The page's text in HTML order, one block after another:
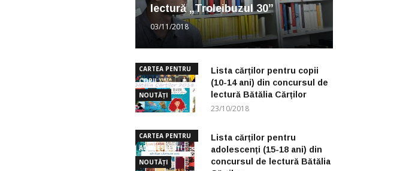
lectură „Troleibuzul 30”
03/11/2018
CARTEA PENTRU
COPII
NOUTĂȚI
Lista cărților pentru copii
(10-14 ani) din concursul de
lectură Bătălia Cărților
23/10/2018
CARTEA PENTRU
ADOLESCENȚI
NOUTĂȚI
Lista cărților pentru
adolescenți (15-18 ani) din
concursul de lectură Bătălia